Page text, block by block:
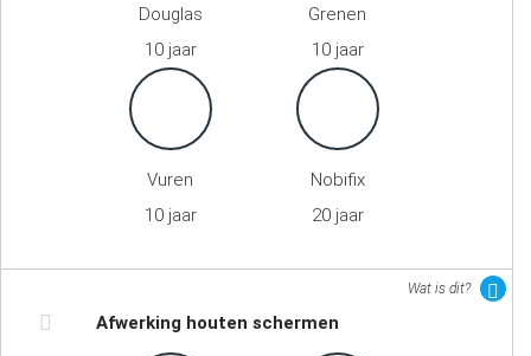
Douglas
10 jaar
Grenen
10 jaar
Vuren
10 jaar
Nobifix
20 jaar
Wat is dit?
Afwerking houten schermen